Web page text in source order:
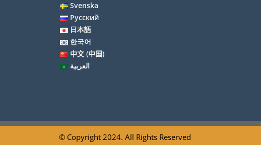
Svenska
Русский
日本語
한국어
中文 (中国)
العربية
© Copyright 2024. All Rights Reserved